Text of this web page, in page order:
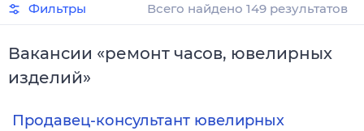
Фильтры Всего найдено 149 результатов
Вакансии «ремонт часов, ювелирных
изделий»
Продавец-консультант ювелирных